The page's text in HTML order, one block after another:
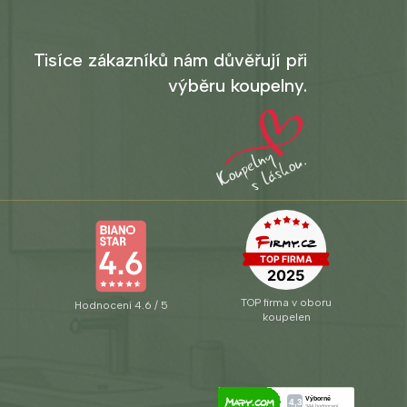
Tisíce zákazníků nám důvěřují při
výběru koupelny.
Hodnocení 4.6 / 5
TOP firma v oboru
koupelen